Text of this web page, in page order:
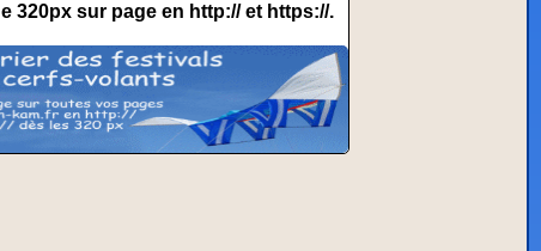
320px sur page en http:// et https://.